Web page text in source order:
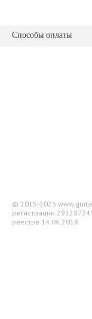
Способы оплаты
© 2015-2023
регистрации
реестре 14.06.2018.